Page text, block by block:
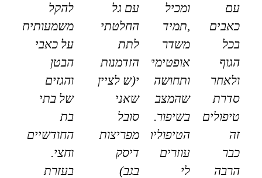
עם
כאבים
בכל
הגוף
ולאחר
סדרת
טיפולים
זה
כבר
הרבה
ומכיל
,תמיד
משדר
אופטימיות
ותחושה
שהמצב
בשיפור.
הטיפולים
עוזרים
לי
עם גל
החלטתי
לתת
הזדמנות
י(ש לציין
שאני
סובל
מפריצות
דיסק
בגב)
להקל
משמעותית
על כאבי
הבטן
והגזים
של בתי
בת
החודשיים
וחצי.
בעזרת